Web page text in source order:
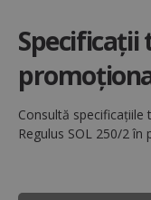
Specificații
Consultă
Regulus SOL 250/2 în
Cookie-urile
fi
contului.
cookie-uri
Nume